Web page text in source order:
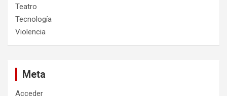
Teatro
Tecnología
Violencia
Meta
Acceder